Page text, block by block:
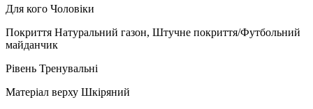
Для кого Чоловіки
Покриття Натуральний газон, Штучне покриття/Футбольний
майданчик
Рівень Тренувальні
Матеріал верху Шкіряний